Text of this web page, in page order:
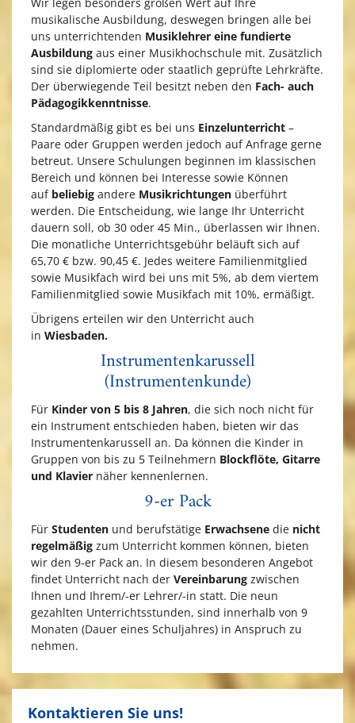
musikalische Ausbildung, deswegen bringen alle bei
uns unterrichtenden Musiklehrer eine fundierte
Ausbildung aus einer Musikhochschule mit. Zusätzlich
sind sie diplomierte oder staatlich geprüfte Lehrkräfte.
Der überwiegende Teil besitzt neben den Fach- auch
Pädagogikkenntnisse.
Standardmäßig gibt es bei uns Einzelunterricht –
Paare oder Gruppen werden jedoch auf Anfrage gerne
betreut. Unsere Schulungen beginnen im klassischen
Bereich und können bei Interesse sowie Können
auf beliebig andere Musikrichtungen überführt
werden. Die Entscheidung, wie lange Ihr Unterricht
dauern soll, ob 30 oder 45 Min., überlassen wir Ihnen.
Die monatliche Unterrichtsgebühr beläuft sich auf
65,70 € bzw. 90,45 €. Jedes weitere Familienmitglied
sowie Musikfach wird bei uns mit 5%, ab dem viertem
Familienmitglied sowie Musikfach mit 10%, ermäßigt.
Übrigens erteilen wir den Unterricht auch
in Wiesbaden.
Instrumentenkarussell
(Instrumentenkunde)
Für Kinder von 5 bis 8 Jahren, die sich noch nicht für
ein Instrument entschieden haben, bieten wir das
Instrumentenkarussell an. Da können die Kinder in
Gruppen von bis zu 5 Teilnehmern Blockflöte, Gitarre
und Klavier näher kennenlernen.
9-er Pack
Für Studenten und berufstätige Erwachsene die nicht
regelmäßig zum Unterricht kommen können, bieten
wir den 9-er Pack an. In diesem besonderen Angebot
findet Unterricht nach der Vereinbarung zwischen
Ihnen und Ihrem/-er Lehrer/-in statt. Die neun
gezahlten Unterrichtsstunden, sind innerhalb von 9
Monaten (Dauer eines Schuljahres) in Anspruch zu
nehmen.
Kontaktieren Sie uns!